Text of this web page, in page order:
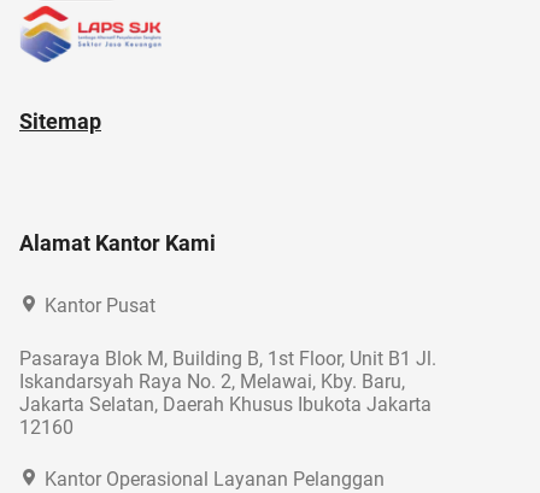
Sitemap
Alamat Kantor Kami
Kantor Pusat
Pasaraya Blok M, Building B, 1st Floor, Unit B1 Jl.
Iskandarsyah Raya No. 2, Melawai, Kby. Baru,
Jakarta Selatan, Daerah Khusus Ibukota Jakarta
12160
Kantor Operasional Layanan Pelanggan